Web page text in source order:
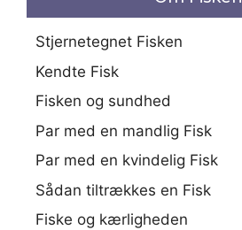
Stjernetegnet Fisken
Kendte Fisk
Fisken og sundhed
Par med en mandlig Fisk
Par med en kvindelig Fisk
Sådan tiltrækkes en Fisk
Fiske og kærligheden